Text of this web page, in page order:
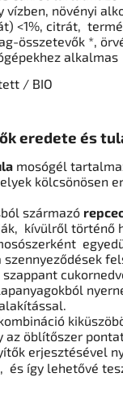
vízben, növényi
<1%, citrát,
összetevők *,
alkalmas
/ BIO
eredete és
mosógél
kölcsönösen
származó
kívülről történő
az öblítőszer
erjesztésével
és így lehetővé